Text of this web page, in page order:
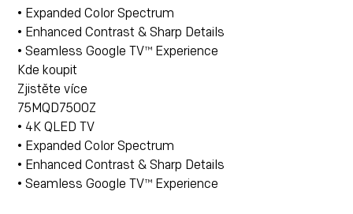
• Expanded Color Spectrum
• Enhanced Contrast & Sharp Details
• Seamless Google TV™ Experience
Kde koupit
Zjistěte více
75MQD7500Z
• 4K QLED TV
• Expanded Color Spectrum
• Enhanced Contrast & Sharp Details
• Seamless Google TV™ Experience